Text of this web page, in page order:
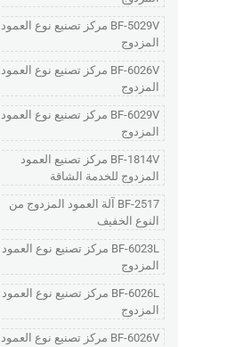
BF-5029V مركز تصنيع نوع العمود
المزدوج
BF-6026V مركز تصنيع نوع العمود
المزدوج
BF-6029V مركز تصنيع نوع العمود
المزدوج
BF-1814V مركز تصنيع العمود
المزدوج للخدمة الشاقة
BF-2517 آلة العمود المزدوج من
النوع الخفيف
BF-6023L مركز تصنيع نوع العمود
المزدوج
BF-6026L مركز تصنيع نوع العمود
المزدوج
BF-6026V مركز تصنيع نوع العمود